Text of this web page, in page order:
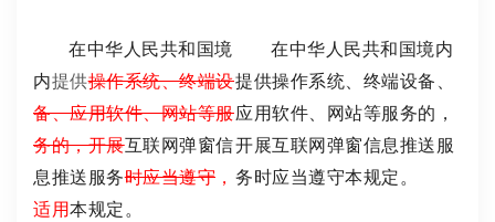
在中华人民共和国境
内提供操作系统、终端设
备、应用软件、网站等服
务的，开展互联网弹窗信
息推送服务时应当遵守 ，
适用本规定。
在中华人民共和国境内
提供操作系统、终端设备、
应用软件、网站等服务的，
开展互联网弹窗信息推送服
务时应当遵守本规定。